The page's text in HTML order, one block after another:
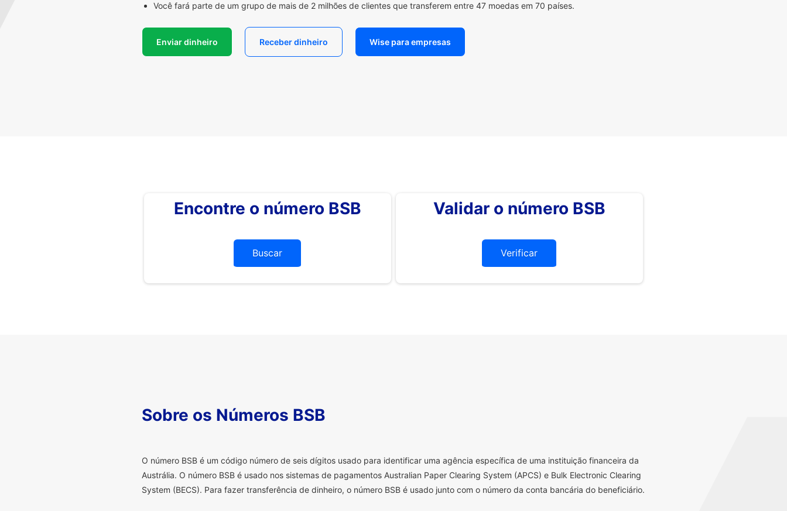
Você fará parte de um grupo de mais de 2 milhões de clientes que transferem entre 47 moedas em 70 países.
Enviar dinheiro Receber dinheiro Wise para empresas
Encontre o número BSB
Buscar
Validar o número BSB
Verificar
Sobre os Números BSB
O número BSB é um código número de seis dígitos usado para identificar uma agência específica de uma instituição financeira da
Austrália. O número BSB é usado nos sistemas de pagamentos Australian Paper Clearing System (APCS) e Bulk Electronic Clearing
System (BECS). Para fazer transferência de dinheiro, o número BSB é usado junto com o número da conta bancária do beneficiário.